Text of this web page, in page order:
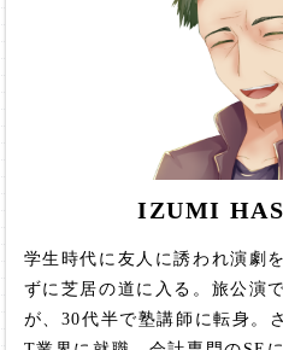
IZUMI
学生時代に友人に誘われ演劇
ずに芝居の道に入る。旅公演
が、30代半で塾講師に転身。